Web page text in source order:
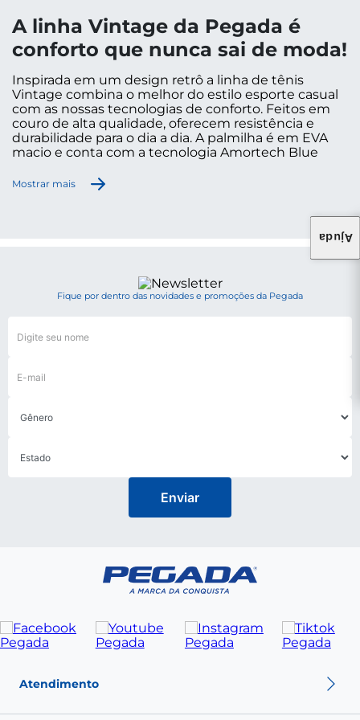
Ajuda
A linha Vintage da Pegada é
conforto que nunca sai de moda!
Inspirada em um design retrô a linha de tênis
Vintage combina o melhor do estilo esporte casual
com as nossas tecnologias de conforto. Feitos em
couro de alta qualidade, oferecem resistência e
durabilidade para o dia a dia. A palmilha é em EVA
macio e conta com a tecnologia Amortech Blue
os impactos e retorna ao formato original,
proporcionando um caminhar mais suave. Já o
carregam muita autenticidade a um produto
pensado para mulheres que valorizam estilo e
Mostrar mais
Fique por dentro das novidades e promoções da Pegada
Enviar
Atendimento